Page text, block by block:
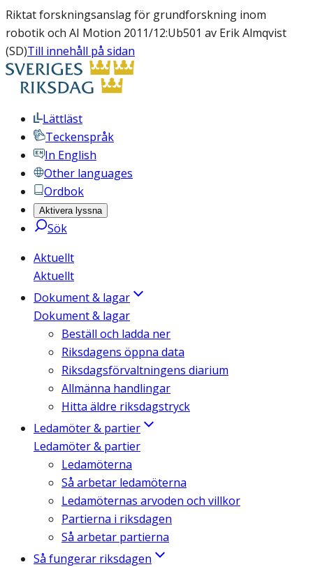
Riktat forskningsanslag för grundforskning inom
robotik och AI Motion 2011/12:Ub501 av Erik Almqvist
(SD)Till innehåll på sidan
Lättläst
Teckenspråk
In English
Other languages
Ordbok
Aktivera lyssna
Sök
Aktuellt
Aktuellt
Dokument & lagar
Dokument & lagar
Beställ och ladda ner
Riksdagens öppna data
Riksdagsförvaltningens diarium
Allmänna handlingar
Hitta äldre riksdagstryck
Ledamöter & partier
Ledamöter & partier
Ledamöterna
Så arbetar ledamöterna
Ledamöternas arvoden och villkor
Partierna i riksdagen
Så arbetar partierna
Så fungerar riksdagen